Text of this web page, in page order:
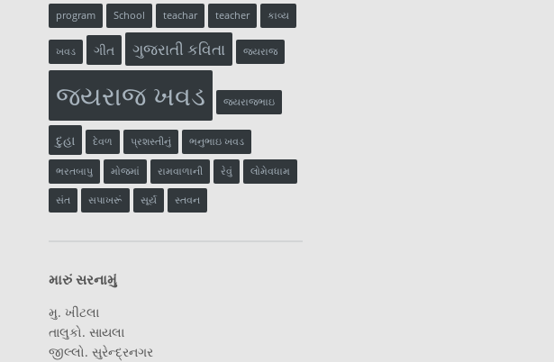
program School teachar teacher કાવ્ય
ખવડ ગીત ગુજરાતી કવિતા જયરાજ
જયરાજ ખવડ જયરાજભાઇ
દુહા દેવળ પ્રશસ્તીનું ભનુભાઇ ખવડ
ભરતબાપુ મોજમાં રામવાળાની રેવું લોમેવધામ
સંત સપાખરૂં સૂર્ય સ્તવન
મારું સરનામું
મુ. ખીટલા
તાલુકો. સાયલા
જીલ્લો. સુરેન્દ્રનગર